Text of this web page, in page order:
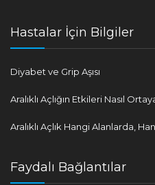
Hastalar İçin Bilgiler
Diyabet ve Grip Aşısı
Aralıklı Açlığın Etkileri Nasıl
Aralıklı Açlık Hangi Alanlarda,
Faydalı Bağlantılar